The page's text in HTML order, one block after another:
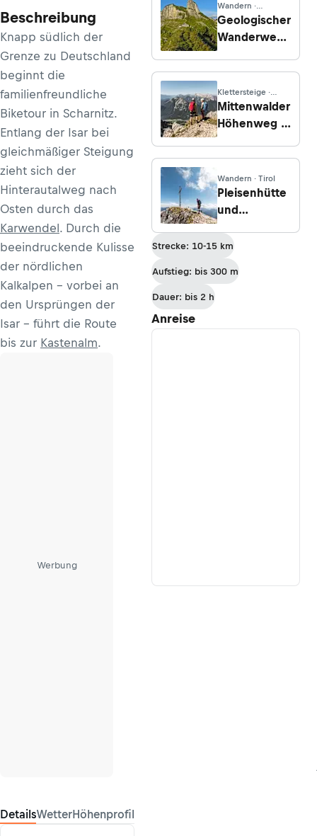
Beschreibung
Knapp südlich der
Grenze zu Deutschland
beginnt die
familienfreundliche
Biketour in Scharnitz.
Entlang der Isar bei
gleichmäßiger Steigung
zieht sich der
Hinterautalweg nach
Osten durch das
Karwendel. Durch die
beeindruckende Kulisse
der nördlichen
Kalkalpen - vorbei an
den Ursprüngen der
Isar - führt die Route
bis zur Kastenalm.
Werbung
DetailsWetterHöhenprofil
Wandern ·
Appenzell
Innerrhoden
Geologischer
Wanderweg:
Kasten -
Saxer Lücke
- Gasthaus
Bollenwees
Klettersteige ·
Bayern
Mittenwalder
Höhenweg -
(B)
Wandern · Tirol
Pleisenhütte
und
Strecke: 10-15 km
Aufstieg: bis 300 m
Dauer: bis 2 h
Anreise